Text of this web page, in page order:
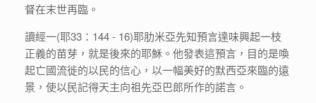
督在末世再臨。
讀經一(耶33：144 - 16)耶肋米亞先知預言達味興起一枝
正義的苗芽，就是後來的耶穌。他發表這預言，目的是喚
起亡國流徙的以民的信心，以一幅美好的默西亞來臨的遠
景，使以民記得天主向祖先亞巴郎所作的諾言。